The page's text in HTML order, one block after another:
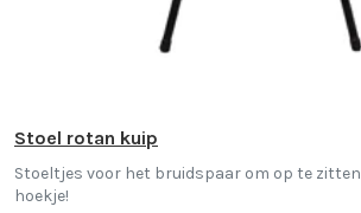
Stoel rotan kuip
Stoeltjes voor het bruidspaar om op te
hoekje!